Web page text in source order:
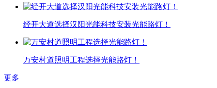
经开大道选择汉阳光能科技安装光能路灯！
万安村道照明工程选择光能路灯！
更多